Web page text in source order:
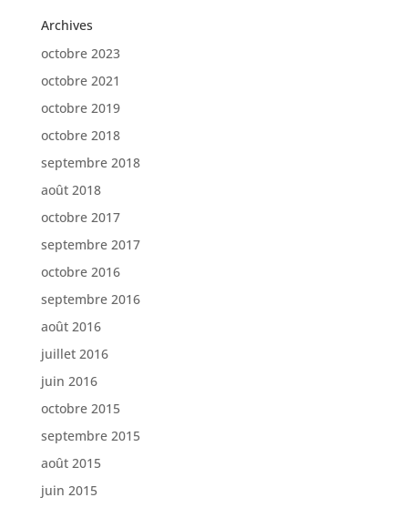
Archives
octobre 2023
octobre 2021
octobre 2019
octobre 2018
septembre 2018
août 2018
octobre 2017
septembre 2017
octobre 2016
septembre 2016
août 2016
juillet 2016
juin 2016
octobre 2015
septembre 2015
août 2015
juin 2015